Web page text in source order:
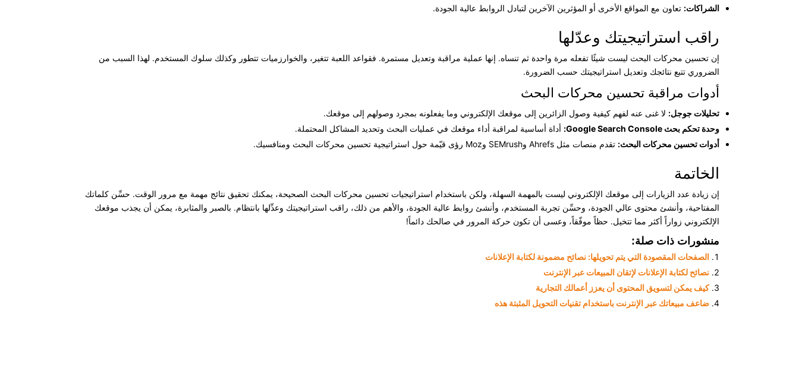
الشراكات: تعاون مع المواقع الأخرى أو المؤثرين الآخرين لتبادل الروابط عالية الجودة.
راقب استراتيجيتك وعدّلها
إن تحسين محركات البحث ليست شيئًا تفعله مرة واحدة ثم تنساه. إنها عملية مراقبة وتعديل مستمرة. فقواعد اللعبة تتغير، والخوارزميات تتطور وكذلك سلوك المستخدم. لهذا السبب من
الضروري تتبع نتائجك وتعديل استراتيجيتك حسب الضرورة.
أدوات مراقبة تحسين محركات البحث
تحليلات جوجل: لا غنى عنه لفهم كيفية وصول الزائرين إلى موقعك الإلكتروني وما يفعلونه بمجرد وصولهم إلى موقعك.
وحدة تحكم بحث Google Search Console:
أداة أساسية لمراقبة أداء موقعك في عمليات البحث وتحديد المشاكل المحتملة.
أدوات تحسين محركات البحث: تقدم منصات مثل Ahrefs وSEMrush وMoz رؤى قيّمة حول استراتيجية تحسين محركات البحث ومنافسيك.
الخاتمة
إن زيادة عدد الزيارات إلى موقعك الإلكتروني ليست بالمهمة السهلة، ولكن باستخدام استراتيجيات تحسين محركات البحث الصحيحة، يمكنك تحقيق نتائج مهمة مع مرور الوقت. حسِّن كلماتك
المفتاحية، وأنشئ محتوى عالي الجودة، وحسِّن تجربة المستخدم، وأنشئ روابط عالية الجودة، والأهم من ذلك، راقب استراتيجيتك وعدِّلها بانتظام. بالصبر والمثابرة، يمكن أن يجذب موقعك
الإلكتروني زواراً أكثر مما تتخيل. حظاً موفّقاً، وعسى أن تكون حركة المرور في صالحك دائماً!
منشورات ذات صلة:
الصفحات المقصودة التي يتم تحويلها: نصائح مضمونة لكتابة الإعلانات
نصائح لكتابة الإعلانات لإتقان المبيعات عبر الإنترنت
كيف يمكن لتسويق المحتوى أن يعزز أعمالك التجارية
ضاعف مبيعاتك عبر الإنترنت باستخدام تقنيات التحويل المثبتة هذه